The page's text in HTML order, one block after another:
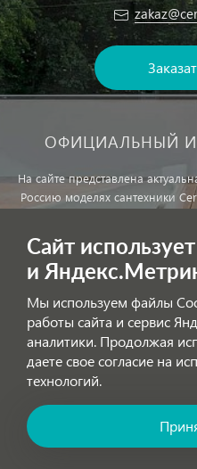
ОФИЦИАЛЬНЫЙ
На сайте представлена
Россию моделях сантехники
Внимание!Цены, указанные
Обработка
Позвоните нам!
Сайт
и
Мы используем файлы
работы сайта и сервис
аналитики. Продолжая
даете свое согласие на
технологий.